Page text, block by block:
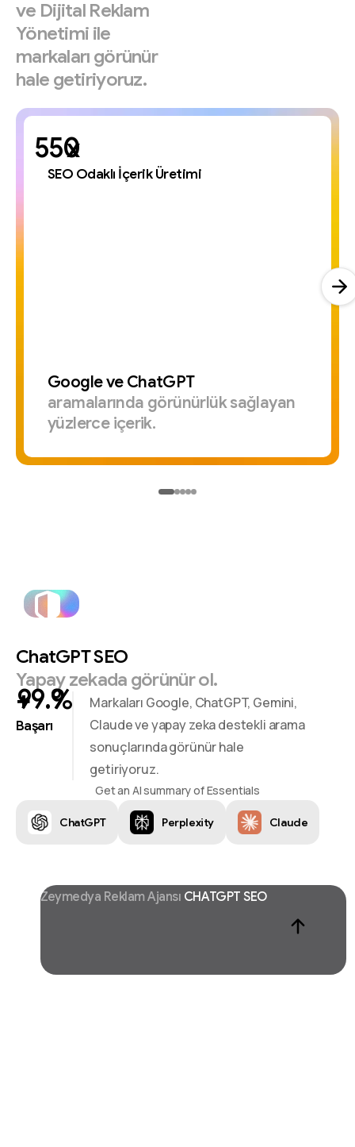
ve Dijital Reklam
Yönetimi ile
markaları görünür
hale getiriyoruz.
x
SEO Odaklı İçerik Üretimi
GoogleveChatGPT
aramalarında görünürlüksağlayan
yüzlerceiçerik.
ChatGPTSEO
Yapayzekada görünürol.
+ %
Başarı
Markaları Google, ChatGPT, Gemini,
Claude ve yapay zeka destekli arama
sonuçlarında görünür hale
getiriyoruz.
Get an AI summary of Essentials
ChatGPT Perplexity Claude
Zeymedya Reklam Ajansı CHATGPT SEO